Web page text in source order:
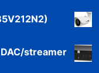
streamer